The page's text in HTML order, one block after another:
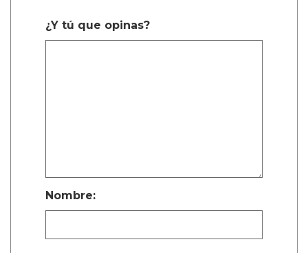
¿Y tú que opinas?
Nombre: